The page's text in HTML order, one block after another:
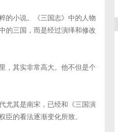
的小说。《三国志》中的人物
的三国，而是经过演绎和修改
，其实非常高大。他不但是个
尤其是南宋，已经和《三国演
臣的看法逐渐变化所致。